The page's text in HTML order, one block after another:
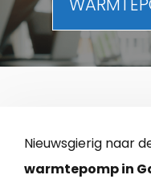
Nieuwsgierig naar
warmtepomp in